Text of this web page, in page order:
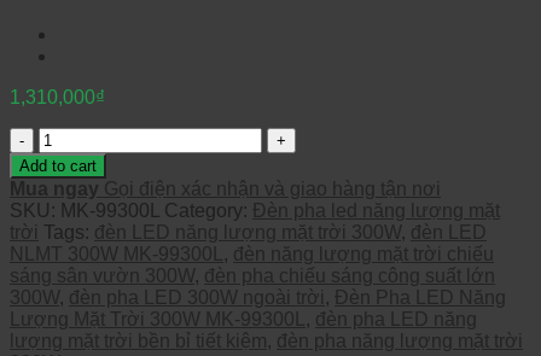
1,310,000₫
Quantity
Add to cart
Mua ngay Gọi điện xác nhận và giao hàng tận nơi
SKU: MK-99300L Category: Đèn pha led năng lượng mặt
trời
Tags: đèn LED năng lượng mặt trời 300W, đèn LED
NLMT 300W MK-99300L, đèn năng lượng mặt trời chiếu
sáng sân vườn 300W, đèn pha chiếu sáng công suất lớn
300W, đèn pha LED 300W ngoài trời , Đèn Pha LED Năng
Lượng Mặt Trời 300W MK-99300L, đèn pha LED năng
lượng mặt trời bền bỉ tiết kiệm, đèn pha năng lượng mặt trời